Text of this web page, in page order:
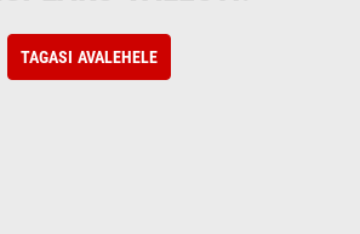
TAGASI AVALEHELE